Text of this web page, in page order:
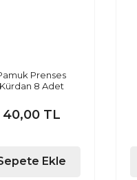
Prenses
8 Adet
40,00 TL
Ekle